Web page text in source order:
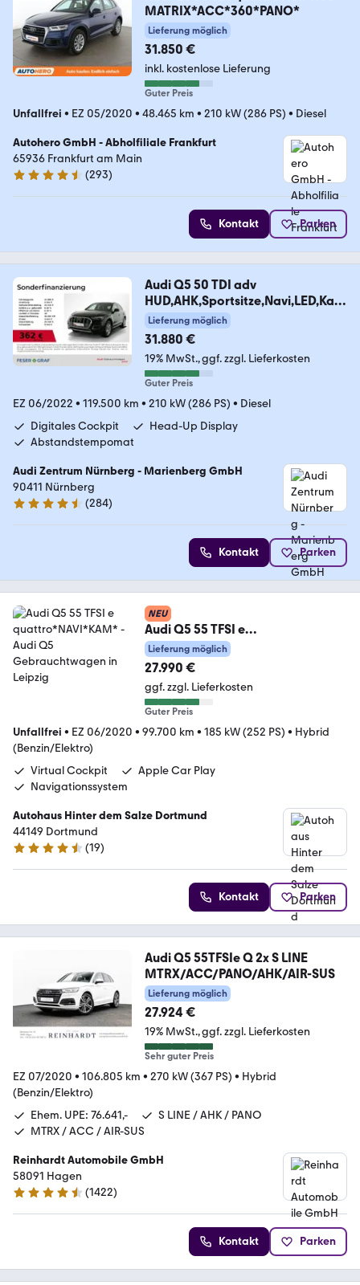
MATRIX*ACC*360*PANO*
Lieferung möglich
31.850 €
inkl. kostenlose Lieferung
Guter Preis
Unfallfrei • EZ 05/2020 • 48.465 km • 210 kW (286 PS) • Diesel
Autohero GmbH - Abholfiliale Frankfurt
65936 Frankfurt am Main
4.6 Sterne
(293)
Kontakt Parken
Audi Q5 50 TDI adv
HUD,AHK,Sportsitze,Navi,LED,Kam
era
Lieferung möglich
31.880 €
19% MwSt. ggf. zzgl. Lieferkosten
Guter Preis
EZ 06/2022 • 119.500 km • 210 kW (286 PS) • Diesel
Digitales Cockpit
Head-Up Display
Abstandstempomat
Audi Zentrum Nürnberg - Marienberg GmbH
90411 Nürnberg
4.6 Sterne
(284)
Kontakt Parken
NEU
Audi Q5 55 TFSI e
quattro*NAVI*KAM*
Lieferung möglich
27.990 €
ggf. zzgl. Lieferkosten
Guter Preis
Unfallfrei • EZ 06/2020 • 99.700 km • 185 kW (252 PS) • Hybrid
(Benzin/Elektro)
Virtual Cockpit
Apple Car Play
Navigationssystem
Autohaus Hinter dem Salze Dortmund
44149 Dortmund
4.4 Sterne
(19)
Kontakt Parken
Audi Q5 55TFSIe Q 2x S LINE
MTRX/ACC/PANO/AHK/AIR-SUS
Lieferung möglich
27.924 €
19% MwSt. ggf. zzgl. Lieferkosten
Sehr guter Preis
EZ 07/2020 • 106.805 km • 270 kW (367 PS) • Hybrid
(Benzin/Elektro)
Ehem. UPE: 76.641,-
S LINE / AHK / PANO
MTRX / ACC / AIR-SUS
Reinhardt Automobile GmbH
58091 Hagen
4.7 Sterne
(1422)
Kontakt Parken